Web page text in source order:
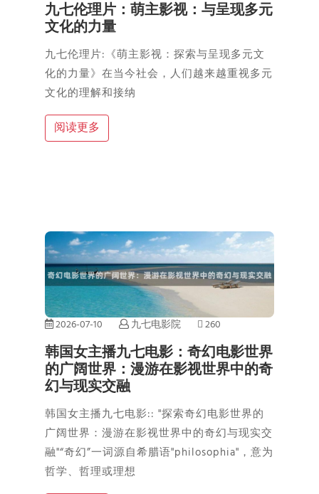
九七伦理片：萌主影视：与呈现多元
文化的力量
九七伦理片:《萌主影视：探索与呈现多元文
化的力量》在当今社会，人们越来越重视多元
文化的理解和接纳
阅读更多
2026-07-10 九七电影院 260
韩国女主播九七电影：奇幻电影世界
的广阔世界：漫游在影视世界中的奇
幻与现实交融
韩国女主播九七电影:: "探索奇幻电影世界的
广阔世界：漫游在影视世界中的奇幻与现实交
融"“奇幻”一词源自希腊语"philosophia"，意为
哲学、哲理或理想